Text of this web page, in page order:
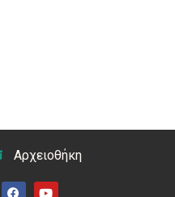
Αρχειοθήκη